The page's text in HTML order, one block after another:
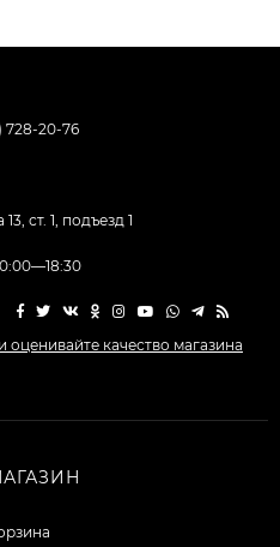
728-20-76
ст. 1, подъезд 1